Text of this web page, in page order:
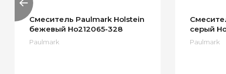
Смеситель Paulmark Holstein
бежевый Ho212065-328
Paulmark
серый
Paulmark